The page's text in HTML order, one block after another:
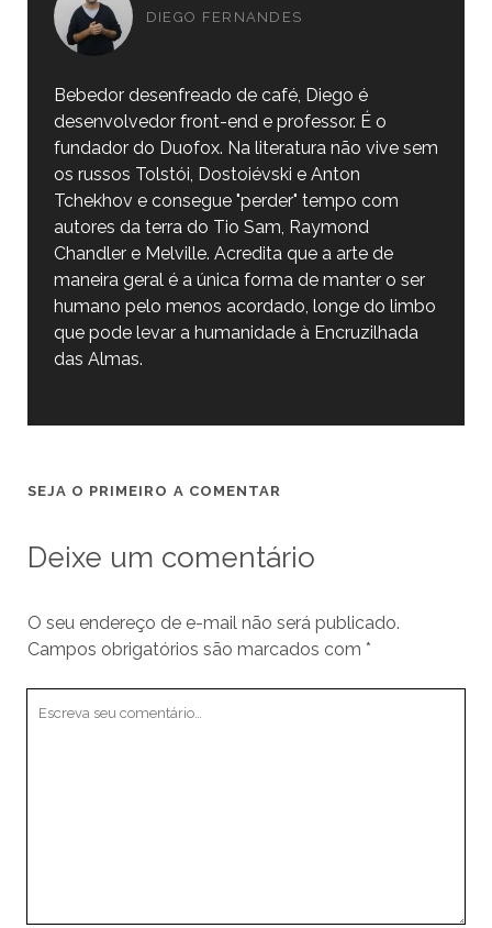
DIEGO FERNANDES
Bebedor desenfreado de café, Diego é
desenvolvedor front-end e professor. É o
fundador do Duofox. Na literatura não vive sem
os russos Tolstói, Dostoiévski e Anton
Tchekhov e consegue "perder" tempo com
autores da terra do Tio Sam, Raymond
Chandler e Melville. Acredita que a arte de
maneira geral é a única forma de manter o ser
humano pelo menos acordado, longe do limbo
que pode levar a humanidade à Encruzilhada
das Almas.
SEJA O PRIMEIRO A COMENTAR
Deixe um comentário
O seu endereço de e-mail não será publicado.
Campos obrigatórios são marcados com *